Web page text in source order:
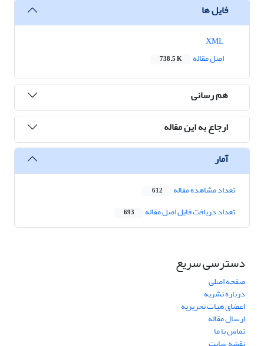
فایل ها
اصل مقاله
738.5 K
هم رسانی
ارجاع به این مقاله
آمار
تعداد مشاهده مقاله 612
تعداد دریافت فایل اصل مقاله 693
دسترسی سریع
صفحه اصلی
درباره نشریه
اعضای هیات تحریریه
ارسال مقاله
تماس با ما